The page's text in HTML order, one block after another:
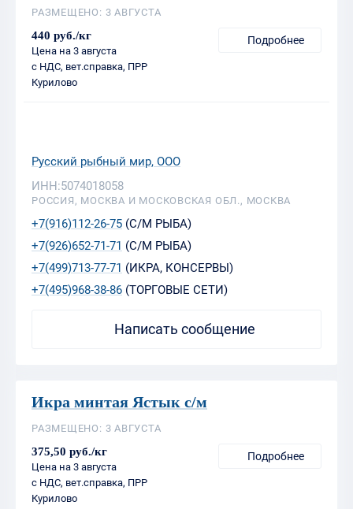
РАЗМЕЩЕНО: 3 АВГУСТА
440 руб./кг
Цена на 3 августа
с НДС, вет.справка, ПРР
Курилово
Подробнее
Русский рыбный мир, ООО
ИНН:5074018058
РОССИЯ, МОСКВА И МОСКОВСКАЯ ОБЛ., МОСКВА
+7(916)112-26-75 (С/М РЫБА)
+7(926)652-71-71 (С/М РЫБА)
+7(499)713-77-71 (ИКРА, КОНСЕРВЫ)
+7(495)968-38-86 (ТОРГОВЫЕ СЕТИ)
Написать сообщение
Икра минтая Ястык с/м
РАЗМЕЩЕНО: 3 АВГУСТА
375,50 руб./кг
Цена на 3 августа
с НДС, вет.справка, ПРР
Курилово
Подробнее